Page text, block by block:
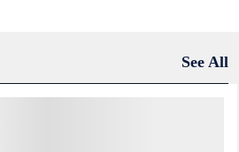
See All